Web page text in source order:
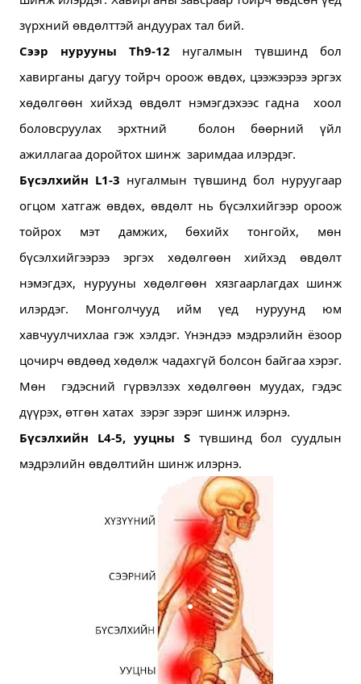
зүрхний өвдөлттэй андуурах тал бий.
Сээр нурууны Th9-12 нугалмын түвшинд бол
хавирганы дагуу тойрч ороож өвдөх, цээжээрээ эргэх
хөдөлгөөн хийхэд өвдөлт нэмэгдэхээс гадна  хоол
боловсруулах эрхтний  болон бөөрний үйл
ажиллагаа доройтох шинж  заримдаа илэрдэг.
Бүсэлхийн L1-3 нугалмын түвшинд бол нуруугаар
огцом хатгаж өвдөх, өвдөлт нь бүсэлхийгээр ороож
тойрох мэт дамжих, бөхийх тонгойх, мөн
бүсэлхийгээрээ эргэх хөдөлгөөн хийхэд өвдөлт
нэмэгдэх, нурууны хөдөлгөөн хязгаарлагдах шинж
илэрдэг. Монголчууд ийм үед нуруунд юм
хавчуулчихлаа гэж хэлдэг. Үнэндээ мэдрэлийн ёзоор
цочирч өвдөөд хөдөлж чадахгүй болсон байгаа хэрэг.
Мөн  гэдэсний гүрвэлзэх хөдөлгөөн муудах, гэдэс
дүүрэх, өтгөн хатах  зэрэг зэрэг шинж илэрнэ.
Бүсэлхийн L4-5, ууцны S түвшинд бол суудлын
мэдрэлийн өвдөлтийн шинж илэрнэ.